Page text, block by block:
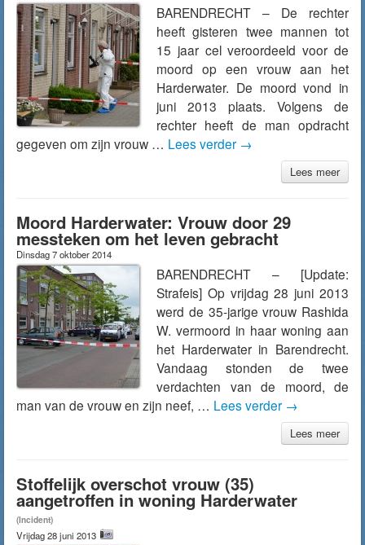
BARENDRECHT – De rechter
heeft gisteren twee mannen tot
15 jaar cel veroordeeld voor de
moord op een vrouw aan het
Harderwater. De moord vond in
juni 2013 plaats. Volgens de
rechter heeft de man opdracht
gegeven om zijn vrouw … Lees verder →
Lees meer
Moord Harderwater: Vrouw door 29
messteken om het leven gebracht
Dinsdag 7 oktober 2014
BARENDRECHT – [Update:
Strafeis] Op vrijdag 28 juni 2013
werd de 35-jarige vrouw Rashida
W. vermoord in haar woning aan
het Harderwater in Barendrecht.
Vandaag stonden de twee
verdachten van de moord, de
man van de vrouw en zijn neef, … Lees verder →
Lees meer
Stoffelijk overschot vrouw (35)
aangetroffen in woning Harderwater
(Incident)
Vrijdag 28 juni 2013